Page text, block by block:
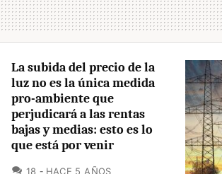
La subida del precio de la
luz no es la única medida
pro-ambiente que
perjudicará a las rentas
bajas y medias: esto es lo
que está por venir
18 COMENTARIOS
HACE 5 AÑOS